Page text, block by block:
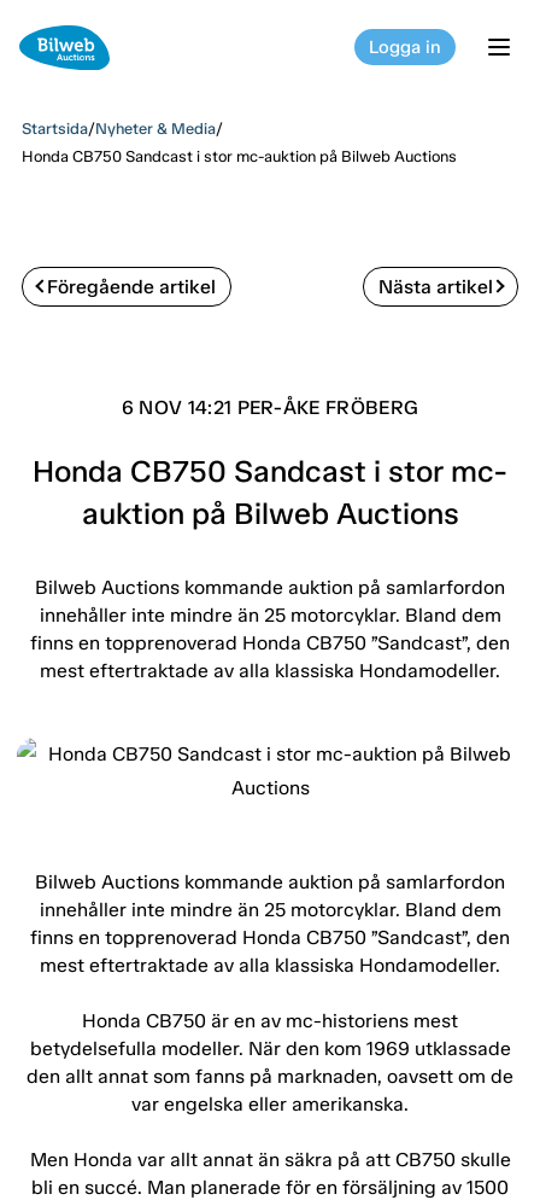
Logga in
Startsida/Nyheter & Media/
Honda CB750 Sandcast i stor mc-auktion på Bilweb Auctions
Föregående artikel Nästa artikel
6 NOV 14:21 PER-ÅKE FRÖBERG
Honda CB750 Sandcast i stor mc-
auktion på Bilweb Auctions
Bilweb Auctions kommande auktion på samlarfordon
innehåller inte mindre än 25 motorcyklar. Bland dem
finns en topprenoverad Honda CB750 ”Sandcast”, den
mest eftertraktade av alla klassiska Hondamodeller.
Bilweb Auctions kommande auktion på samlarfordon
innehåller inte mindre än 25 motorcyklar. Bland dem
finns en topprenoverad Honda CB750 ”Sandcast”, den
mest eftertraktade av alla klassiska Hondamodeller.
Honda CB750 är en av mc-historiens mest
betydelsefulla modeller. När den kom 1969 utklassade
den allt annat som fanns på marknaden, oavsett om de
var engelska eller amerikanska.
Men Honda var allt annat än säkra på att CB750 skulle
bli en succé. Man planerade för en försäljning av 1500